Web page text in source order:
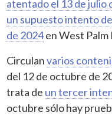
atentado el 13 de julio
un supuesto intento
de 2024en West Palm
Circulanvarios
del 12 de octubre de
trata de un tercer
octubre sólo hay